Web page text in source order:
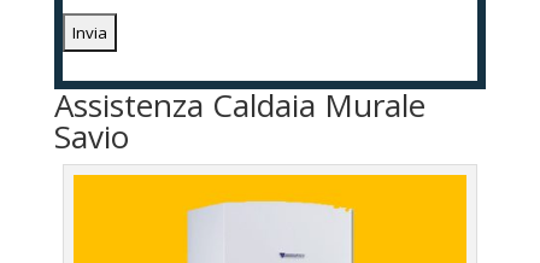
Assistenza Caldaia Murale
Savio